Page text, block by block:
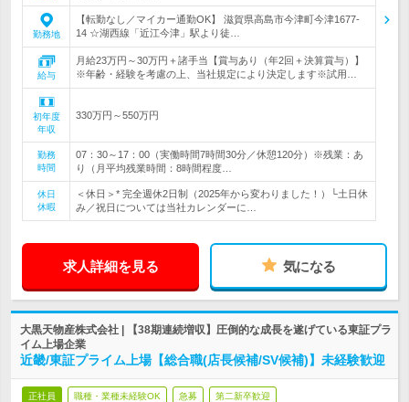
勤務地
【転勤なし／マイカー通勤OK】 滋賀県高島市今津町今津1677-
14 ☆湖西線「近江今津」駅より徒…
給与
月給23万円～30万円＋諸手当【賞与あり（年2回＋決算賞与）】
※年齢・経験を考慮の上、当社規定により決定します※試用…
初年度
年収
330万円～550万円
勤務
時間
07：30～17：00（実働時間7時間30分／休憩120分）※残業：あ
り（月平均残業時間：8時間程度…
休日
休暇
＜休日＞* 完全週休2日制（2025年から変わりました！）└土日休
み／祝日については当社カレンダーに…
求人詳細を見る 気になる
大黒天物産株式会社 | 【38期連続増収】圧倒的な成長を遂げている東証プラ
イム上場企業
近畿/東証プライム上場【総合職(店長候補/SV候補)】未経験歓迎
正社員 職種・業種未経験OK 急募 第二新卒歓迎